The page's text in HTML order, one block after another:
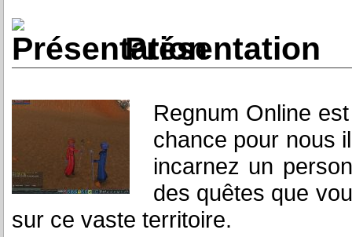
Présentation
Regnum Online
chance pour nous
incarnez un
des quêtes que
sur ce vaste territoire.